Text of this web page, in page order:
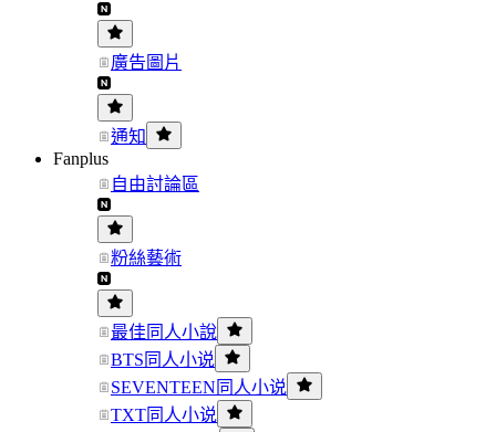
廣告圖片
通知
Fanplus
自由討論區
粉絲藝術
最佳同人小說
BTS同人小说
SEVENTEEN同人小说
TXT同人小说